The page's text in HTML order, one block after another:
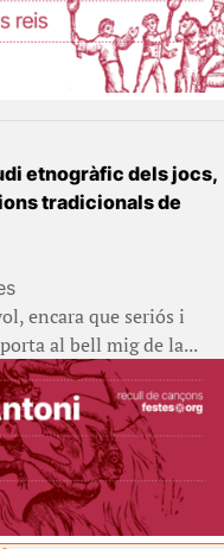
etnogràfic dels jocs,
tradicionals de
encara que seriós i
al bell mig de la...